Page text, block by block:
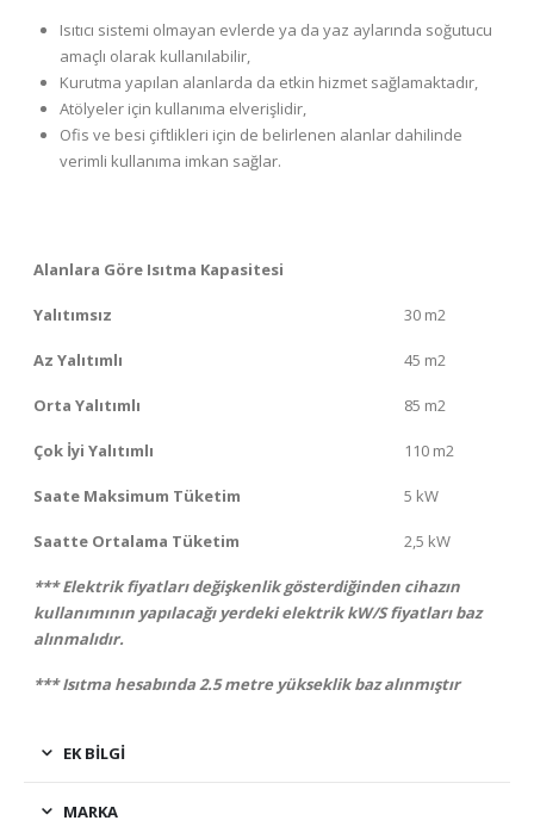
Isıtıcı sistemi olmayan evlerde ya da yaz aylarında soğutucu
amaçlı olarak kullanılabilir,
Kurutma yapılan alanlarda da etkin hizmet sağlamaktadır,
Atölyeler için kullanıma elverişlidir,
Ofis ve besi çiftlikleri için de belirlenen alanlar dahilinde
verimli kullanıma imkan sağlar.
Alanlara Göre Isıtma Kapasitesi
Yalıtımsız 30 m2
Az Yalıtımlı 45 m2
Orta Yalıtımlı 85 m2
Çok İyi Yalıtımlı 110 m2
Saate Maksimum Tüketim 5 kW
Saatte Ortalama Tüketim 2,5 kW
*** Elektrik fiyatları değişkenlik gösterdiğinden cihazın
kullanımının yapılacağı yerdeki elektrik kW/S fiyatları baz
alınmalıdır.
*** Isıtma hesabında 2.5 metre yükseklik baz alınmıştır
EK BILGI
MARKA